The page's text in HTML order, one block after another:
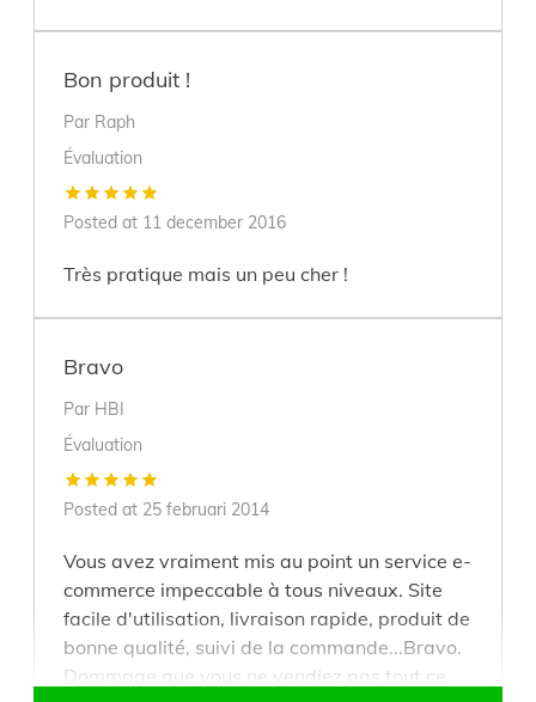
Bon produit !
Par Raph
Évaluation
Posted at 11 december 2016
Très pratique mais un peu cher !
Bravo
Par HBI
Évaluation
Posted at 25 februari 2014
Vous avez vraiment mis au point un service e-
commerce impeccable à tous niveaux. Site
facile d'utilisation, livraison rapide, produit de
bonne qualité, suivi de la commande...Bravo.
Dommage que vous ne vendiez pas tout ce